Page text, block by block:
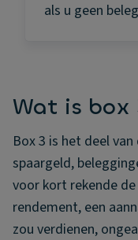
als u geen
Wat is box
Box 3 is het deel
spaargeld,
voor kort rekende
rendement, een
zou verdienen,